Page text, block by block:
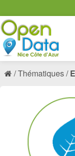
Thématiques